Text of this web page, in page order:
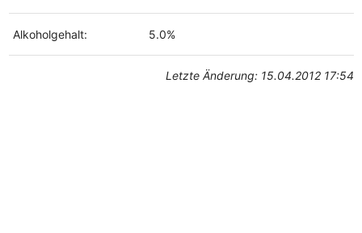
Alkoholgehalt: 5.0%
Letzte Änderung: 15.04.2012 17:54